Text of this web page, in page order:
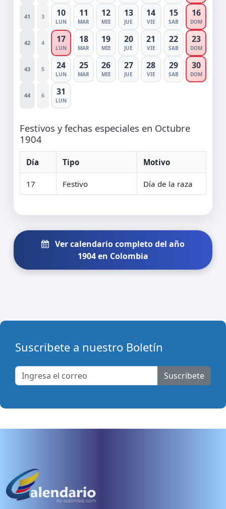
41 3 10
LUN
11
MAR
12
MIE
13
JUE
14
VIE
15
SAB
16
DOM
42 4 17
LUN
18
MAR
19
MIE
20
JUE
21
VIE
22
SAB
23
DOM
43 5 24
LUN
25
MAR
26
MIE
27
JUE
28
VIE
29
SAB
30
DOM
44 6 31
LUN
Festivos y fechas especiales en Octubre
1904
Día Tipo Motivo
17 Festivo Día de la raza
Ver calendario completo del año
1904 en Colombia
Suscribete a nuestro Boletín
Suscribete